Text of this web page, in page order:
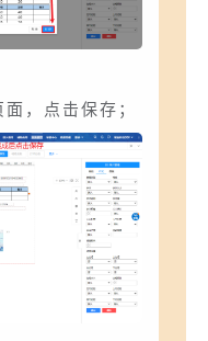
，点击保存；